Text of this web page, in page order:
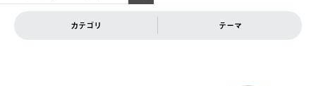
カテゴリ テーマ